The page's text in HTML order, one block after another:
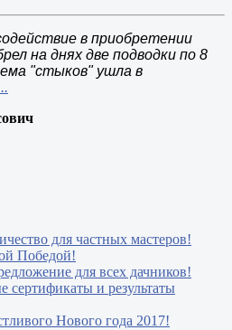
в приобретении
на днях две подводки по 8
"стыков" ушла в
для частных мастеров!
Победой!
для всех дачников!
сертификаты и результаты
Нового года 2017!